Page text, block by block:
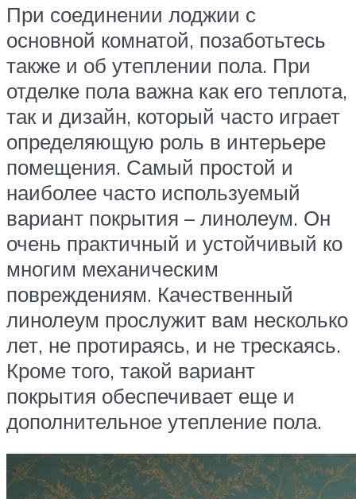
При соединении лоджии с
основной комнатой, позаботьтесь
также и об утеплении пола. При
отделке пола важна как его теплота,
так и дизайн, который часто играет
определяющую роль в интерьере
помещения. Самый простой и
наиболее часто используемый
вариант покрытия – линолеум. Он
очень практичный и устойчивый ко
многим механическим
повреждениям. Качественный
линолеум прослужит вам несколько
лет, не протираясь, и не трескаясь.
Кроме того, такой вариант
покрытия обеспечивает еще и
дополнительное утепление пола.